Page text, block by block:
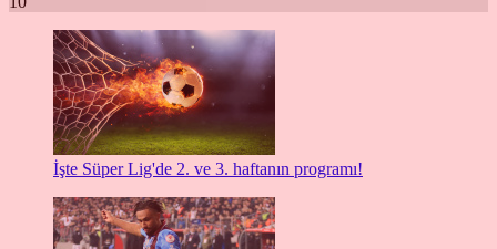
İşte Süper Lig'de 2. ve 3. haftanın programı!